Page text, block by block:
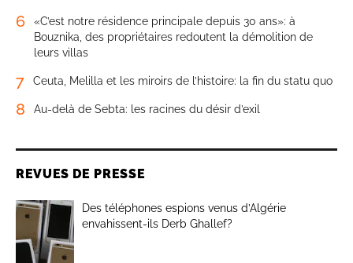
6
«C’est notre résidence principale depuis 30 ans»: à
Bouznika, des propriétaires redoutent la démolition de
leurs villas
7 Ceuta, Melilla et les miroirs de l’histoire: la fin du statu quo
8 Au-delà de Sebta: les racines du désir d’exil
REVUES DE PRESSE
Des téléphones espions venus d’Algérie
envahissent-ils Derb Ghallef?